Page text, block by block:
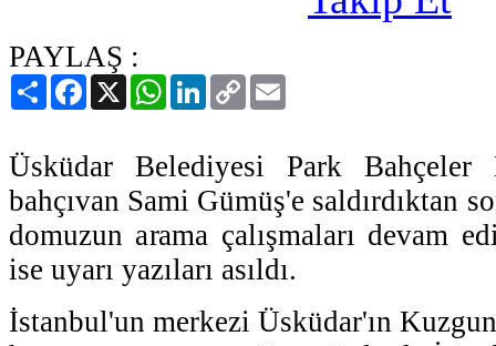
PAYLAŞ :
PaylaşFacebook
X WhatsAppLinkedIn
Copy
Link
Üsküdar Belediyesi Park Bahçeler
bahçıvan Sami Gümüş'e saldırdıktan
domuzun arama çalışmaları devam
ise uyarı yazıları asıldı.
İstanbul'un merkezi Üsküdar'ın